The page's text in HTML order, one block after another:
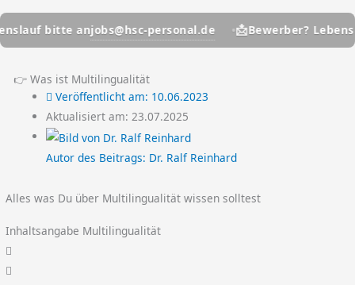
bitte anjobs@hsc-personal.de 📩 Bewerber? Lebenslauf
👉 Was ist Multilingualität
Veröffentlicht am: 10.06.2023
Aktualisiert am: 23.07.2025
Autor des Beitrags: Dr. Ralf Reinhard
Alles was Du über Multilingualität wissen solltest
Inhaltsangabe Multilingualität